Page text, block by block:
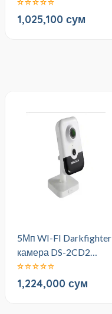
1,025,100 сум
5Мп WI-FI Darkfighter
камера DS-2CD2…
1,224,000 сум